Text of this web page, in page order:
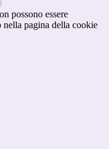
possono essere
pagina della cookie